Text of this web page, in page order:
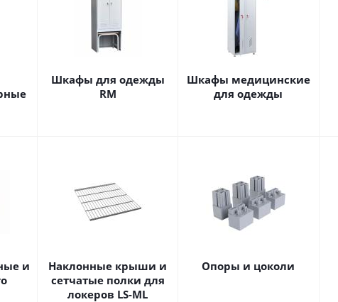
Шкафы для одежды
RM
Шкафы медицинские
для одежды
и
Наклонные крыши и
сетчатые полки для
локеров LS-ML
Опоры и цоколи